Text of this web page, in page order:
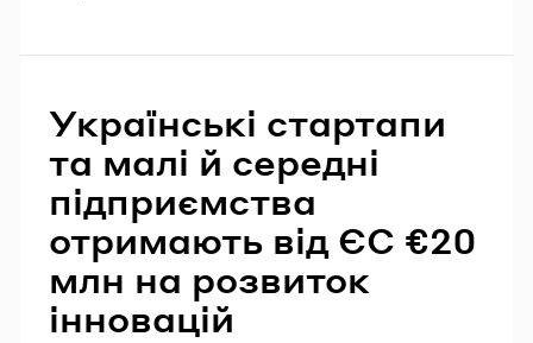
Українські стартапи
та малі й середні
підприємства
отримають від ЄС €20
млн на розвиток
інновацій